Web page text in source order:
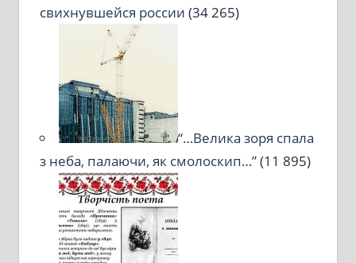
свихнувшейся россии (34 265)
“…Велика зоря спала
з неба, палаючи, як смолоскип…”(11 895)